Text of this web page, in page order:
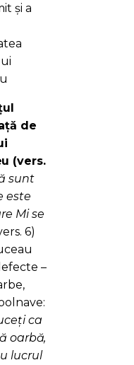
și a
de
(vers.
sunt
este
Mi se
6)
–
ca
oarbă,
lucrul